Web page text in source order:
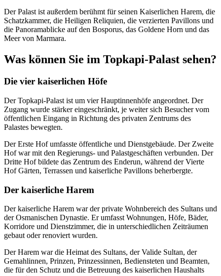
Der Palast ist außerdem berühmt für seinen Kaiserlichen Harem, die
Schatzkammer, die Heiligen Reliquien, die verzierten Pavillons und
die Panoramablicke auf den Bosporus, das Goldene Horn und das
Meer von Marmara.
Was können Sie im Topkapi-Palast sehen?
Die vier kaiserlichen Höfe
Der Topkapi-Palast ist um vier Hauptinnenhöfe angeordnet. Der
Zugang wurde stärker eingeschränkt, je weiter sich Besucher vom
öffentlichen Eingang in Richtung des privaten Zentrums des
Palastes bewegten.
Der Erste Hof umfasste öffentliche und Dienstgebäude. Der Zweite
Hof war mit den Regierungs- und Palastgeschäften verbunden. Der
Dritte Hof bildete das Zentrum des Enderun, während der Vierte
Hof Gärten, Terrassen und kaiserliche Pavillons beherbergte.
Der kaiserliche Harem
Der kaiserliche Harem war der private Wohnbereich des Sultans und
der Osmanischen Dynastie. Er umfasst Wohnungen, Höfe, Bäder,
Korridore und Dienstzimmer, die in unterschiedlichen Zeiträumen
gebaut oder renoviert wurden.
Der Harem war die Heimat des Sultans, der Valide Sultan, der
Gemahlinnen, Prinzen, Prinzessinnen, Bediensteten und Beamten,
die für den Schutz und die Betreuung des kaiserlichen Haushalts